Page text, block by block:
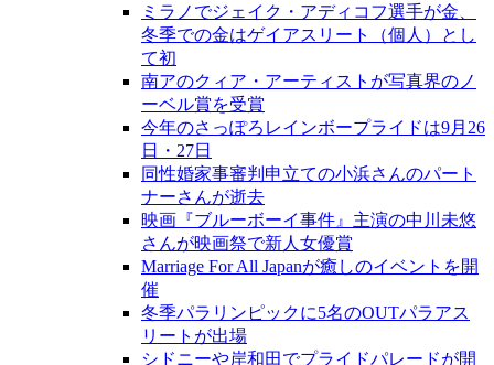
ミラノでジェイク・アディコフ選手が金、
冬季での金はゲイアスリート（個人）とし
て初
南アのクィア・アーティストが写真界のノ
ーベル賞を受賞
今年のさっぽろレインボープライドは9月26
日・27日
同性婚家事審判申立ての小浜さんのパート
ナーさんが逝去
映画『ブルーボーイ事件』主演の中川未悠
さんが映画祭で新人女優賞
Marriage For All Japanが癒しのイベントを開
催
冬季パラリンピックに5名のOUTパラアス
リートが出場
シドニーや岸和田でプライドパレードが開